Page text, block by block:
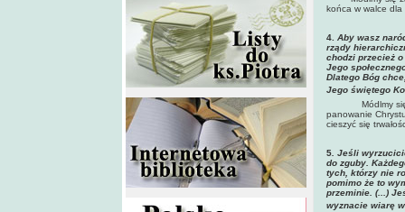
końca w walce
4. Aby wasz
rządy
chodzi przecież
Jego
Dlatego Bóg
Jego świętego
Módlmy
panowanie
cieszyć się
5 . Jeśli
do zguby.
tych, którzy nie
pomimo że to
przeminie. (...)
wyznacie wiarę